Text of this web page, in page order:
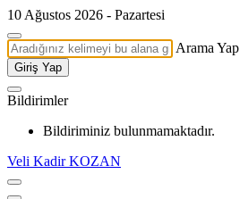
10 Ağustos 2026 - Pazartesi
Arama Yap
Giriş Yap
Bildirimler
Bildiriminiz bulunmamaktadır.
Veli Kadir KOZAN